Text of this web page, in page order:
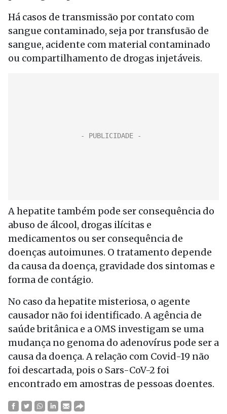
Há casos de transmissão por contato com
sangue contaminado, seja por transfusão de
sangue, acidente com material contaminado
ou compartilhamento de drogas injetáveis.
A hepatite também pode ser consequência do
abuso de álcool, drogas ilícitas e
medicamentos ou ser consequência de
doenças autoimunes. O tratamento depende
da causa da doença, gravidade dos sintomas e
forma de contágio.
No caso da hepatite misteriosa, o agente
causador não foi identificado. A agência de
saúde britânica e a OMS investigam se uma
mudança no genoma do adenovírus pode ser a
causa da doença. A relação com Covid-19 não
foi descartada, pois o Sars-CoV-2 foi
encontrado em amostras de pessoas doentes.